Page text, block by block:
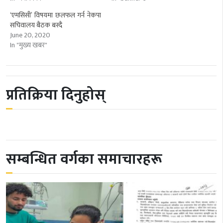
‘एमसिसी’ विषयमा छलफल गर्न नेकपा
सचिवालय बैठक बस्दै
June 20, 2020
In "मुख्य खबर"
प्रतिक्रिया दिनुहोस्
सम्बन्धित वर्गका समाचारहरू